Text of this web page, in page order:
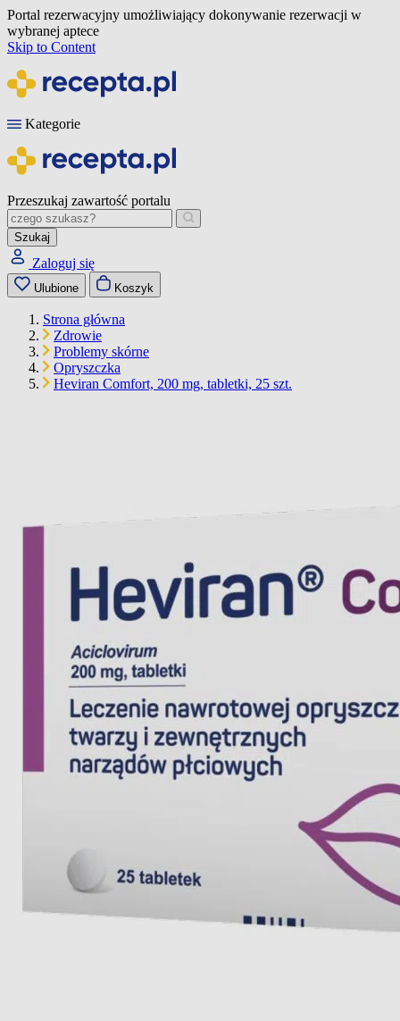
Portal rezerwacyjny umożliwiający dokonywanie rezerwacji w
wybranej aptece
Skip to Content
Kategorie
Przeszukaj zawartość portalu
Szukaj
Zaloguj się
Ulubione Koszyk
Strona główna
Zdrowie
Problemy skórne
Opryszczka
Heviran Comfort, 200 mg, tabletki, 25 szt.